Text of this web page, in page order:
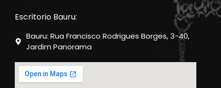
Escritorio Bauru:
Bauru: Rua Francisco Rodrigues Borges, 3-40,
Jardim Panorama